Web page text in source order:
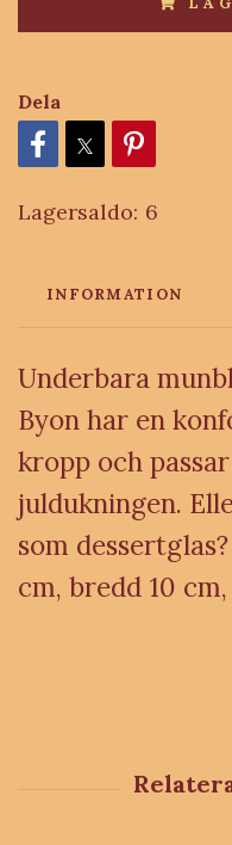
Dela
Lagersaldo: 6
INFORMATION
Underbara
Byon har en
kropp och
juldukningen.
som
cm, bredd 10